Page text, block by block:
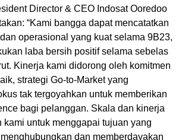
Director & CEO Indosat Ooredoo
“Kami bangga dapat mencatatkan
operasional yang kuat selama 9B23,
laba bersih positif selama sebelas
Kinerja kami didorong oleh komitmen
strategi Go-to-Market yang
tak tergoyahkan untuk memberikan
bagi pelanggan. Skala dan kinerja
kami untuk menggapai tujuan yang
dan memberdayakan